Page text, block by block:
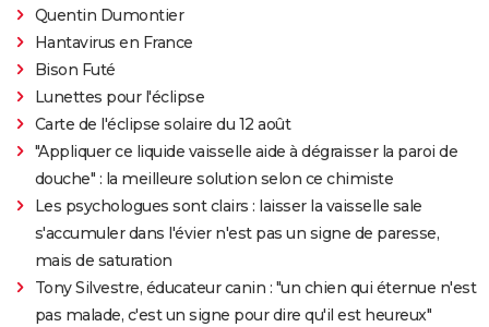
Quentin Dumontier
Hantavirus en France
Bison Futé
Lunettes pour l'éclipse
Carte de l'éclipse solaire du 12 août
"Appliquer ce liquide vaisselle aide à dégraisser la paroi de
douche" : la meilleure solution selon ce chimiste
Les psychologues sont clairs : laisser la vaisselle sale
s'accumuler dans l'évier n'est pas un signe de paresse,
mais de saturation
Tony Silvestre, éducateur canin : "un chien qui éternue n'est
pas malade, c'est un signe pour dire qu'il est heureux"